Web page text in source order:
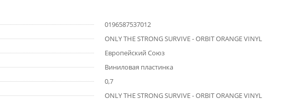
0196587537012
ONLY THE STRONG SURVIVE - ORBIT ORANGE VINYL
Европейский Союз
Виниловая пластинка
0,7
ONLY THE STRONG SURVIVE - ORBIT ORANGE VINYL